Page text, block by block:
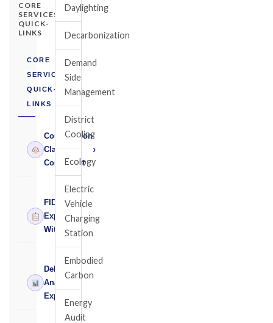
CORE
SERVICES
QUICK-
LINKS
CORE
SERVICES
QUICK-
LINKS
Construction
Claims
Consultant
›
FIDIC
Expert
Witness
›
Delay
Analysis
Expert
Daylighting
Decarbonization
Demand
Side
Management
District
Cooling
Ecology
Electric
Vehicle
Charging
Station
Embodied
Carbon
Energy
Audit